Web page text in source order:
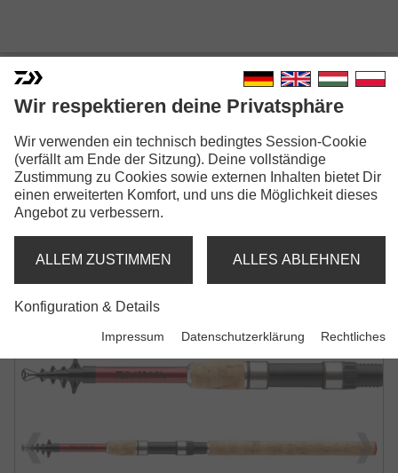
SWEEPFIRE TELE
Modellausführungen: 2
Sweepfire Tele Spin
Tele-Spinnrute | UL-H
Sweepfire Tele Float
Wir respektieren deine Privatsphäre
Wir verwenden ein technisch bedingtes Session-Cookie
(verfällt am Ende der Sitzung). Deine vollständige
Zustimmung zu Cookies sowie externen Inhalten bietet Dir
einen erweiterten Komfort, und uns die Möglichkeit dieses
Angebot zu verbessern.
ALLEM ZUSTIMMEN ALLES ABLEHNEN
Konfiguration & Details
Impressum Datenschutzerklärung Rechtliches